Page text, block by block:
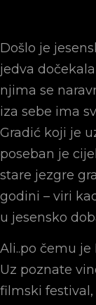
Došlo je
jedva
njima se
iza sebe ima
Gradić koji je
poseban je
stare jezgre
godini – viri
u jesensko
Ali..po čemu
Uz poznate
filmski